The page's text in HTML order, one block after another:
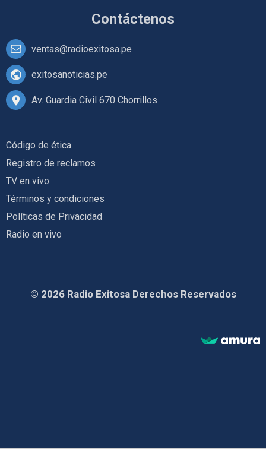
Contáctenos
ventas@radioexitosa.pe
exitosanoticias.pe
Av. Guardia Civil 670 Chorrillos
Código de ética
Registro de reclamos
TV en vivo
Términos y condiciones
Políticas de Privacidad
Radio en vivo
© 2026 Radio Exitosa Derechos Reservados